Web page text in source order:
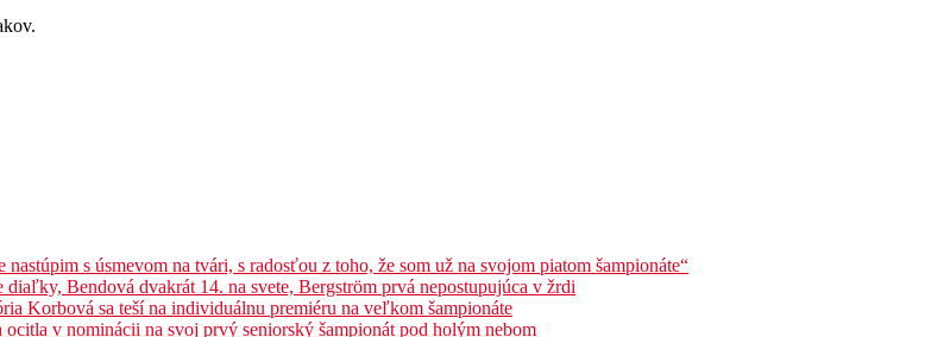
s úsmevom na tvári, s radosťou z toho, že som už na svojom piatom šampionáte“
Bendová dvakrát 14. na svete, Bergström prvá nepostupujúca v žrdi
Korbová sa teší na individuálnu premiéru na veľkom šampionáte
v nominácii na svoj prvý seniorský šampionát pod holým nebom